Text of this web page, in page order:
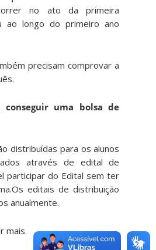
no ato da primeira
ao longo do primeiro ano
precisam comprovar a
uma bolsa de
distribuídas para os alunos
através de edital de
participar do Edital sem ter
editais de distribuição
anualmente.
mais.